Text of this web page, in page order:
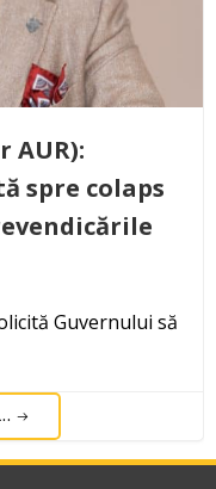
AUR):
spre colaps
Guvernului să